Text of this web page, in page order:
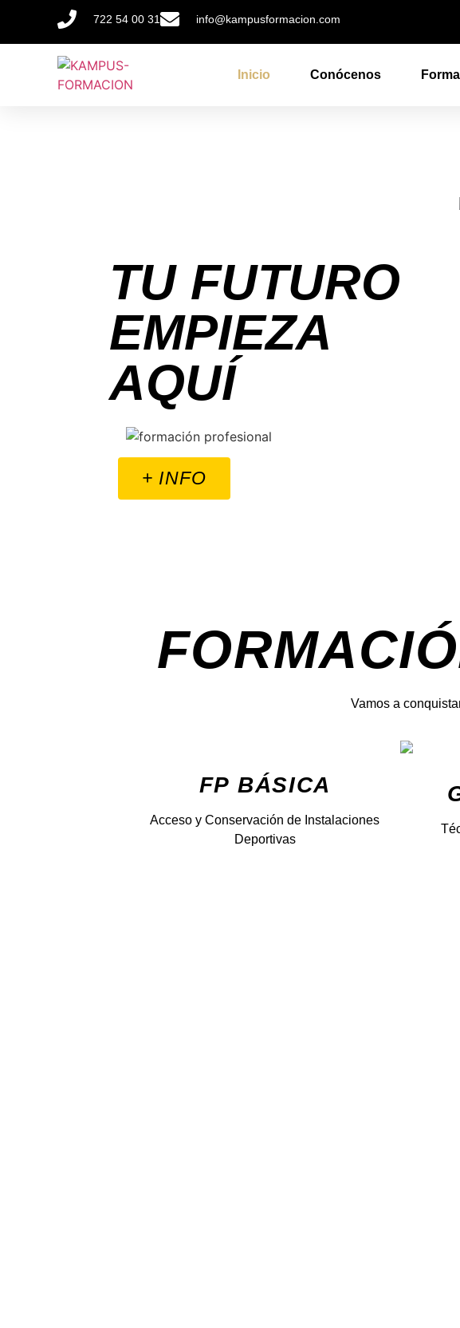
722 54 00 31 info@kampusformacion.com
Inicio Conócenos
TU FUTURO
EMPIEZA
AQUÍ
+ INFO
Vamos a
FP BÁSICA
Acceso y Conservación de Instalaciones
Deportivas